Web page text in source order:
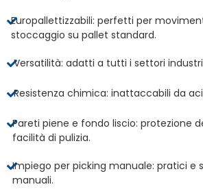
Europallettizzabili: perfetti per
stoccaggio su pallet standard.
Versatilità: adatti a tutti i settori
Resistenza chimica: inattaccabili da
Pareti piene e fondo liscio: protezione
facilità di pulizia.
Impiego per picking manuale: pratici e
manuali.